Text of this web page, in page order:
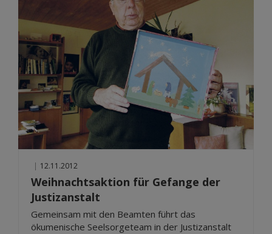
| 12.11.2012
Weihnachtsaktion für Gefange der
Justizanstalt
Gemeinsam mit den Beamten führt das
ökumenische Seelsorgeteam in der Justizanstalt